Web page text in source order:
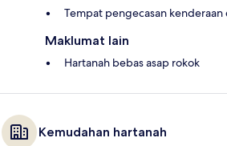
Tempat pengecasan
Maklumat lain
Hartanah bebas asap rokok
Kemudahan hartanah